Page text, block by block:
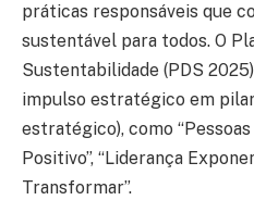
práticas responsáveis que
sustentável para todos. O
Sustentabilidade (PDS
impulso estratégico em
estratégico), como “Pessoas
Positivo”, “Liderança
Transformar”.